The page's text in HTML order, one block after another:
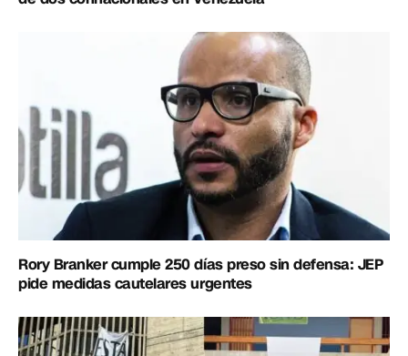
Rory Branker cumple 250 días preso sin defensa: JEP
pide medidas cautelares urgentes